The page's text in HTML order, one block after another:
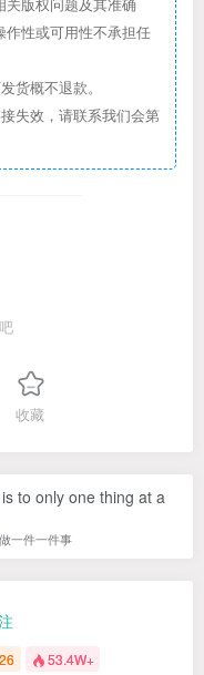
关版权问题及其准确
作性或可用性不承担任
货概不退款。
失效，请联系我们会第
收藏
to only one thing at a
一件一件事
26 53.4W+